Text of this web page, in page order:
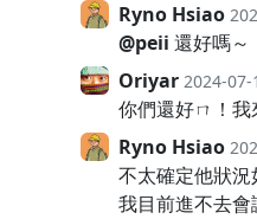
Ryno Hsiao
@peii 還好嗎～
Oriyar 2024-
你們還好ㄇ！我
Ryno Hsiao
不太確定他狀況
我目前進不去會